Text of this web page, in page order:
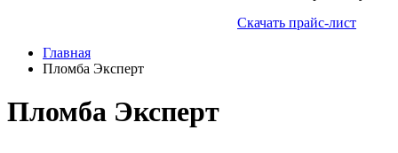
Скачать прайс-лист
Главная
Пломба Эксперт
Пломба Эксперт